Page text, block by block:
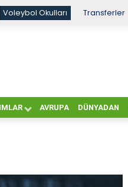
Voleybol Okulları Transferler
AVRUPA DÜNYADAN